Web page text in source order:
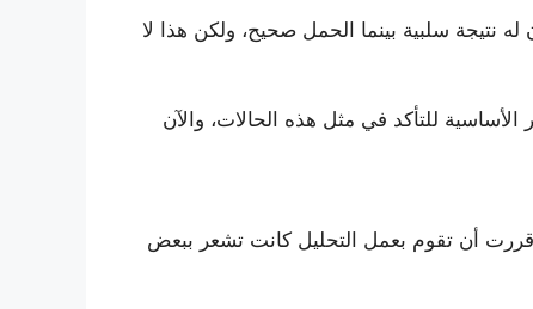
نتيجة سلبية بينما الحمل صحيح، ولكن هذا لا
للتأكد في مثل هذه الحالات، والآن
قررت أن تقوم بعمل التحليل كانت تشعر ببعض